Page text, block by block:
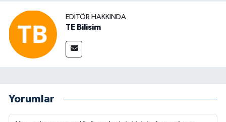
EDITÖR HAKKINDA
TE Bilisim
Yorumlar